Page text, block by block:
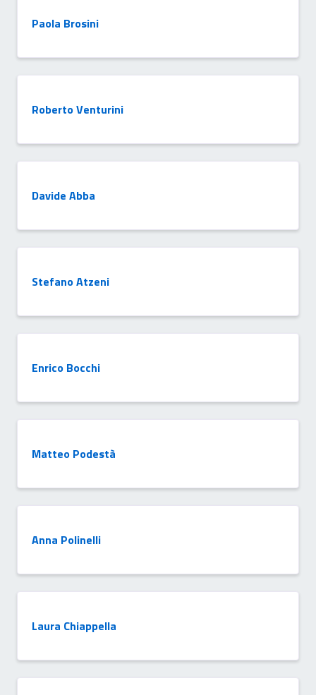
Paola Brosini
Roberto Venturini
Davide Abba
Stefano Atzeni
Enrico Bocchi
Matteo Podestà
Anna Polinelli
Laura Chiappella